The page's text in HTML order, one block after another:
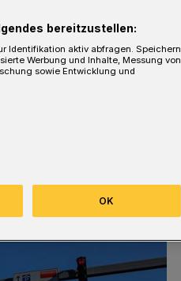
bereitzustellen:
Identifikation aktiv abfragen. Speichern
Werbung und Inhalte, Messung von
sowie Entwicklung und
OK